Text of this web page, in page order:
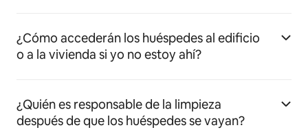
¿Cómo accederán los huéspedes al edificio
o a la vivienda si yo no estoy ahí?
¿Quién es responsable de la limpieza
después de que los huéspedes se vayan?